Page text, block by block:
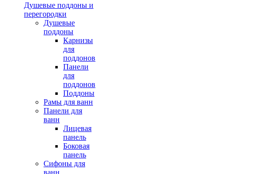
Душевые поддоны и
перегородки
Душевые
поддоны
Карнизы
для
поддонов
Панели
для
поддонов
Поддоны
Рамы для ванн
Панели для
ванн
Лицевая
панель
Боковая
панель
Сифоны для
ванн